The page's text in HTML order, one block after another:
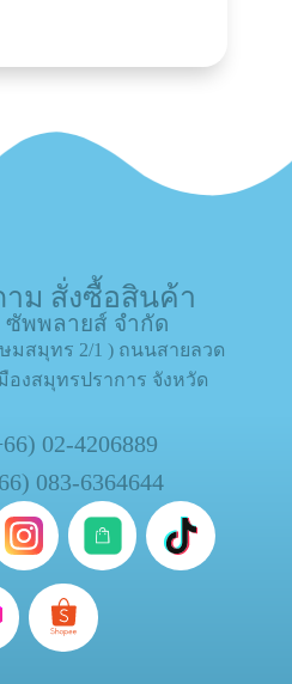
ม สั่งซื้อสินค้า
พพลายส์ จำกัด
ษมสมุทร 2/1 ) ถนนสายลวด
องสมุทรปราการ จังหวัด
02-4206889
083-6364644